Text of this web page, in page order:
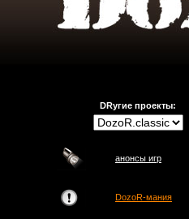
DRугие проекты:
анонсы игр
DozoR-мания